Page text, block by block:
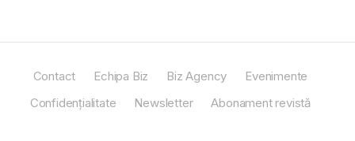
Contact Echipa Biz Biz Agency
Evenimente
Confidențialitate
Newsletter Abonament revistă